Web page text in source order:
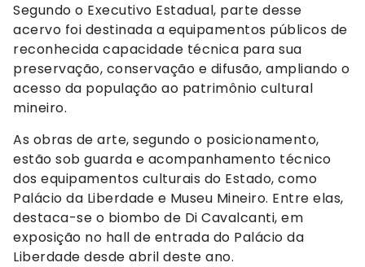
Segundo o Executivo Estadual, parte desse
acervo foi destinada a equipamentos públicos de
reconhecida capacidade técnica para sua
preservação, conservação e difusão, ampliando o
acesso da população ao patrimônio cultural
mineiro.
As obras de arte, segundo o posicionamento,
estão sob guarda e acompanhamento técnico
dos equipamentos culturais do Estado, como
Palácio da Liberdade e Museu Mineiro. Entre elas,
destaca-se o biombo de Di Cavalcanti, em
exposição no hall de entrada do Palácio da
Liberdade desde abril deste ano.